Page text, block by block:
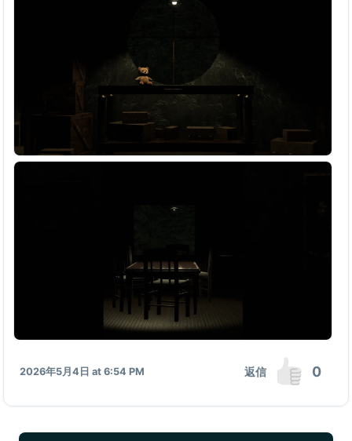
2026年5月4日 at 6:54 PM 返信 0